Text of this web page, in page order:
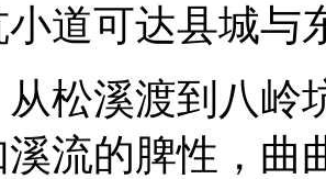
道可达县城与
松溪渡到八岭
流的脾性，曲